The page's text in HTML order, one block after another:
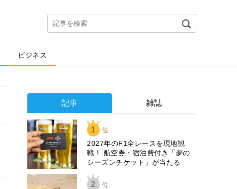
ビジネス
記事 雑誌
1 位
2027年のF1全レースを現地観
戦！ 航空券・宿泊費付き「夢の
シーズンチケット」が当たる
2 位